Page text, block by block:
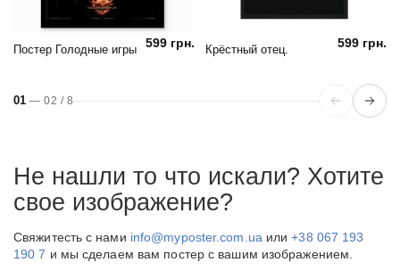
Постер Голодные игры 599 грн. Крёстный отец. 599 грн.
01 —02 / 8
Не нашли то что искали? Хотите
свое изображение?
Свяжитесть с нами info@myposter.com.ua или+38 067 193
190 7 и мы сделаем вам постер с вашим изображением.